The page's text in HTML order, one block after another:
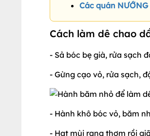
Các quán
Cách làm dê chao
- Sả bóc bẹ già, rửa sạch
- Gừng cạo vỏ, rửa sạch,
- Hành khô bóc vỏ, băm
- Hạt mùi rang thơm rồi